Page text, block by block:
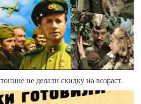
не делали скидку на возраст.